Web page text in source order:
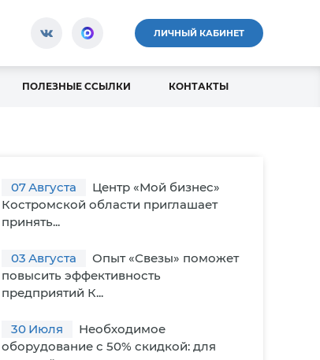
ЛИЧНЫЙ КАБИНЕТ
ПОЛЕЗНЫЕ ССЫЛКИ КОНТАКТЫ
07Августа
Центр «Мой бизнес»
Костромской области приглашает
принять...
03 Августа
Опыт «Свезы» поможет
повысить эффективность
предприятий К...
30 Июля
Необходимое
оборудование с 50% скидкой: для